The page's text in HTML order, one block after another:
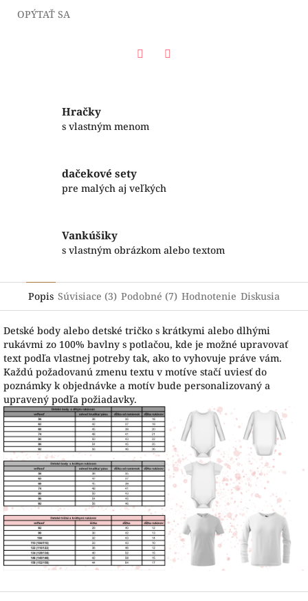
OPÝTAŤ SA
Hračky
s vlastným menom
dačekové sety
pre malých aj veľkých
Vankúšiky
s vlastným obrázkom alebo textom
Popis Súvisiace (3) Podobné (7) Hodnotenie Diskusia
Detské body alebo detské tričko s krátkymi alebo dlhými
rukávmi zo 100% bavlny s potlačou, kde je možné upravovať
text podľa vlastnej potreby tak, ako to vyhovuje práve vám.
Každú požadovanú zmenu textu v motíve stačí uviesť do
poznámky k objednávke a motív bude personalizovaný a
upravený podľa požiadavky.